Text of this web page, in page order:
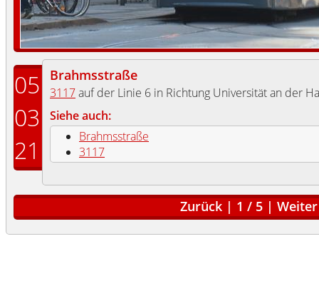
05
03
21
Brahmsstraße
3117auf der Linie 6 in Richtung Universität an der
Siehe auch:
Brahmsstraße
3117
Zurück | 1 / 5 | Weiter